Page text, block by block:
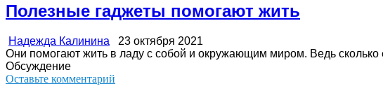
Полезные гаджеты помогают жить
Надежда Калинина 23 октября 2021
Они помогают жить в ладу с собой и окружающим миром. Ведь сколько
Обсуждение
Оставьте комментарий